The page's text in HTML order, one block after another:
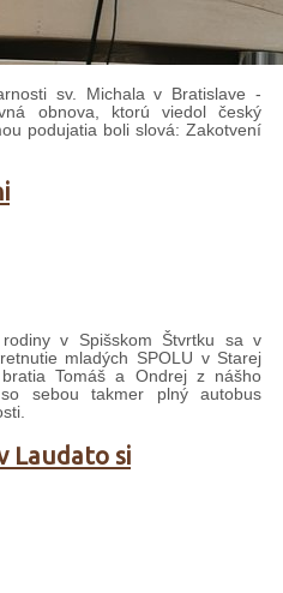
sv. Michala v Bratislave -
obnova, ktorú viedol český
podujatia boli slová: Zakotvení
v Spišskom Štvrtku sa v
mladých SPOLU v Starej
Tomáš a Ondrej z nášho
sebou takmer plný autobus
Laudato si